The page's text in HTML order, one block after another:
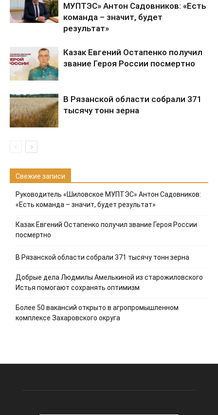
МУПТЭС» Антон Садовников: «Есть
команда – значит, будет
результат»
Казак Евгений Остапенко получил
звание Героя России посмертно
В Рязанской области собрали 371
тысячу тонн зерна
Свежие записи
Руководитель «Шиловское МУПТЭС» Антон Садовников:
«Есть команда – значит, будет результат»
Казак Евгений Остапенко получил звание Героя России
посмертно
В Рязанской области собрали 371 тысячу тонн зерна
Добрые дела Людмилы Амелькиной из старожиловского
Истья помогают сохранять оптимизм
Более 50 вакансий открыто в агропромышленном
комплексе Захаровского округа